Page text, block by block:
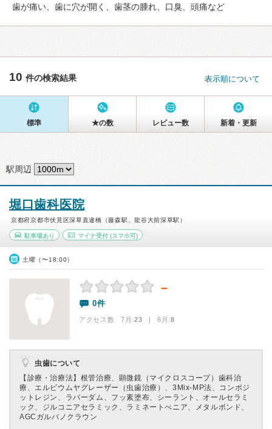
歯が痛い、歯に穴が開く、歯茎の腫れ、口臭、頭痛など
10 件の検索結果 表示順について
標準 ★の数 レビュー数 新着・更新
駅周辺
堀口歯科医院
京都府京都市伏見区深草直違橋（藤森駅、龍谷大前深草駅）
駐車場あり マイナ受付(スマホ可)
土曜（〜18:00）
－
0件
アクセス数 7月:23 | 6月:8
虫歯について
【診療・治療法】 根管治療、顕微鏡（マイクロスコープ）歯科治
療、エルビウムヤグレーザー（虫歯治療）、3Mix-MP法、コンポジ
ットレジン、ラバーダム、フッ素塗布、シーラント、オールセラミ
ック、ジルコニアセラミック、ラミネートべニア、メタルボンド、
AGCガルバノクラウン